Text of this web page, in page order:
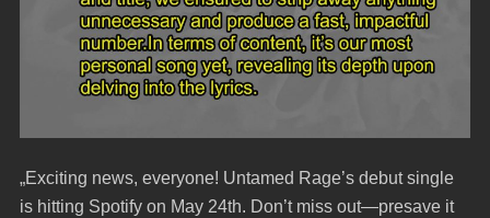
„Exciting news, everyone! Untamed Rage’s debut single
is hitting Spotify on May 24th. Don’t miss out—presave it